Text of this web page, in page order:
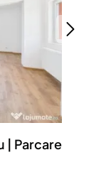
| Parcare